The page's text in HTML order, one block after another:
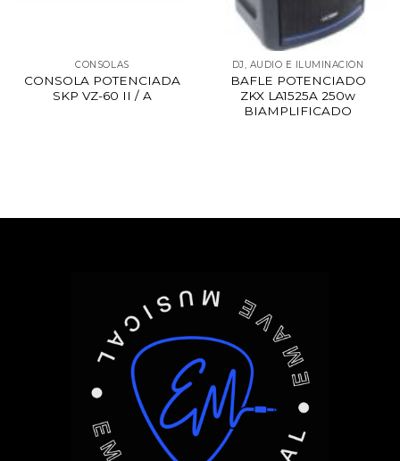
CONSOLAS
CONSOLA POTENCIADA
SKP VZ-60 II / A
DJ, AUDIO E ILUMINACIÓN
BAFLE POTENCIADO
ZKX LA1525A 250w
BIAMPLIFICADO